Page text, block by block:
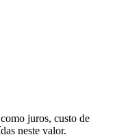
juros, custo de
neste valor.